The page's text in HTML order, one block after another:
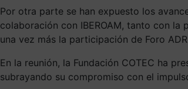
Por otra parte se han expuesto los
colaboración con IBEROAM, tanto con
una vez más la participación de Foro
En la reunión, la Fundación COTEC ha
subrayando su compromiso con el